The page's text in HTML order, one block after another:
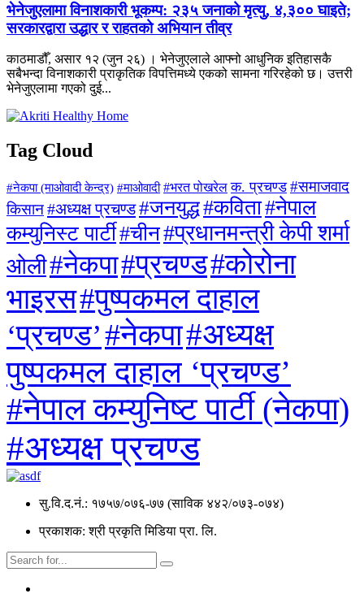
भेनेजुएलामा विनाशकारी भूकम्प: २३५ जनाको मृत्यु, ४,३०० घाइते;
सरकारद्वारा उद्धार र राहतको अभियान तीव्र
काठमाडौँ, असार १२ (जुन २६) । भेनेजुएलाले आफ्नो आधुनिक इतिहासकै
सबैभन्दा विनाशकारी प्राकृतिक विपत्तिमध्ये एकको सामना गरिरहेको छ। उत्तरी
भेनेजुएलामा गएको दुई...
Tag Cloud
#नेकपा (माओवादी केन्द्र) #माओवादी #भरत पोखरेल क. प्रचण्ड #समाजवाद
किसान#अध्यक्ष प्रचण्ड#जनयुद्ध#कविता#नेपाल
कम्युनिस्ट पार्टी#चीन#प्रधानमन्त्री केपी शर्मा
ओली#नेकपा#प्रचण्ड#कोरोना
भाइरस#पुष्पकमल दाहाल
‘प्रचण्ड’#नेकपा#अध्यक्ष
पुष्पकमल दाहाल ‘प्रचण्ड’
#नेपाल कम्युनिष्ट पार्टी (नेकपा)
#अध्यक्ष प्रचण्ड
सु.वि.द.नं.: १७५७/०७६-७७ (साविक ४४२/०७३-०७४)
प्रकाशक: श्री प्रकृति मिडिया प्रा. लि.